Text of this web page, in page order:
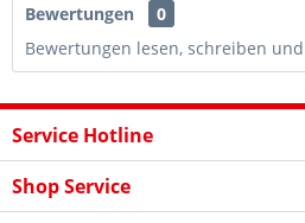
Bewertungen
0
Bewertungen lesen, schreiben
Service Hotline
Shop Service